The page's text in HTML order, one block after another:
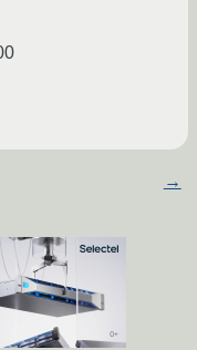
→